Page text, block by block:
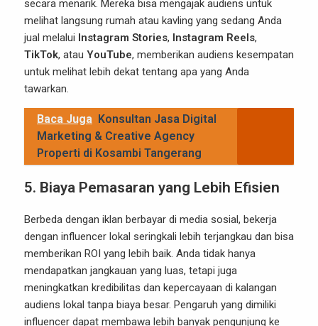
secara menarik. Mereka bisa mengajak audiens untuk
melihat langsung rumah atau kavling yang sedang Anda
jual melalui Instagram Stories, Instagram Reels,
TikTok, atau YouTube, memberikan audiens kesempatan
untuk melihat lebih dekat tentang apa yang Anda
tawarkan.
Baca Juga Konsultan Jasa Digital
Marketing & Creative Agency
Properti di Kosambi Tangerang
5. Biaya Pemasaran yang Lebih Efisien
Berbeda dengan iklan berbayar di media sosial, bekerja
dengan influencer lokal seringkali lebih terjangkau dan bisa
memberikan ROI yang lebih baik. Anda tidak hanya
mendapatkan jangkauan yang luas, tetapi juga
meningkatkan kredibilitas dan kepercayaan di kalangan
audiens lokal tanpa biaya besar. Pengaruh yang dimiliki
influencer dapat membawa lebih banyak pengunjung ke